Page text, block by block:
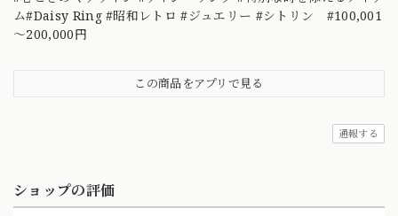
ム#Daisy Ring #昭和レトロ #ジュエリー #シトリン #100,001
～200,000円
この商品をアプリで見る
通報する
ショップの評価